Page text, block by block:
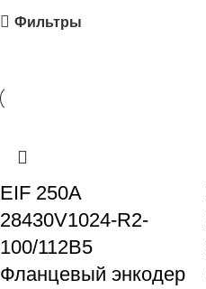
Фильтры
EIF 250A
28430V1024-R2-
100/112B5
Фланцевый энкодер